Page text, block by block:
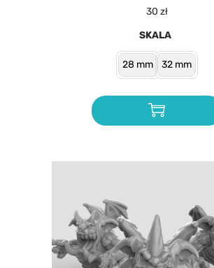
30 zł
SKALA
28 mm 32 mm